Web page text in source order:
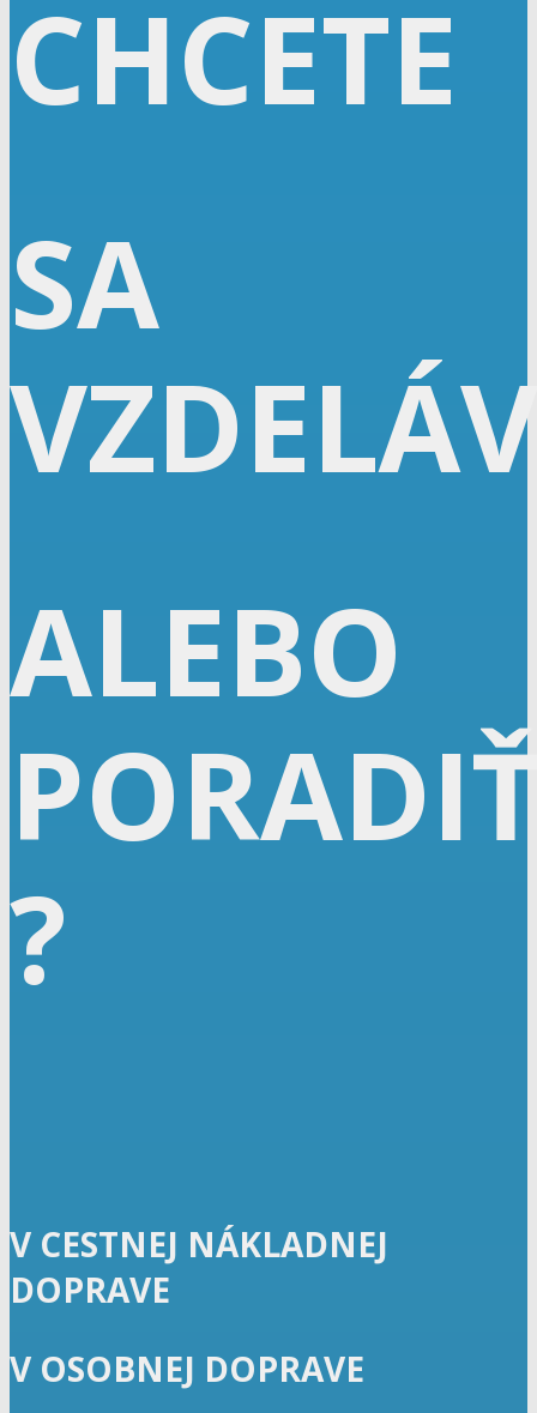
CHCETE
SA
ALEBO
?
V CESTNEJ NÁKLADNEJ
DOPRAVE
V OSOBNEJ DOPRAVE